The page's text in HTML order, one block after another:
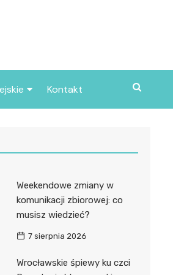
Kontakt
Weekendowe zmiany w
komunikacji zbiorowej: co
musisz wiedzieć?
7 sierpnia 2026
Wrocławskie śpiewy ku czci